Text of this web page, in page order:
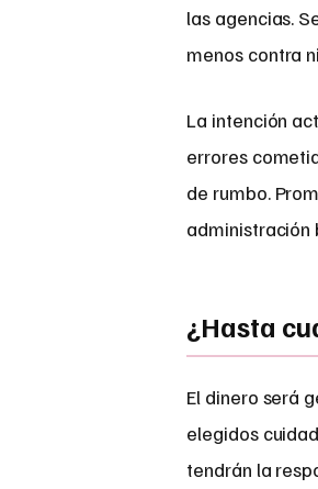
las agencias.
menos contra
La intención
errores
de rumbo.
administración
¿Hasta
El dinero será
elegidos
tendrán la